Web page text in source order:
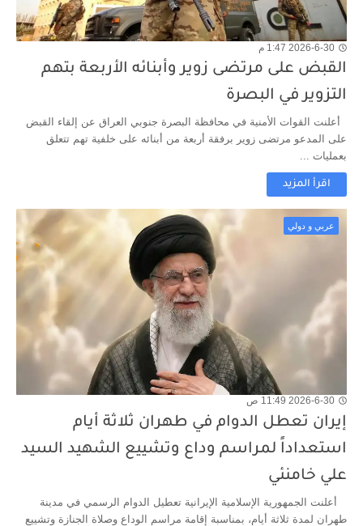
2026-6-30 1:47 م
القبض على مرتضى زوير وأبنائه الأربعة بتهم
التزوير في البصرة
أعلنت القوات الأمنية في محافظة البصرة جنوبي العراق عن إلقاء القبض
على المدعو مرتضى زوير برفقة أربعة من أبنائه على خلفية تهم تتعلق
بعمليات ...
اقرأ المزيد
عربي و دولي
2026-6-30 11:49 ص
إيران تعطل الدوام في طهران ثلاثة أيام
استعداداً لمراسم وداع وتشييع الشهيد السيد
علي خامنئي
أعلنت الجمهورية الإسلامية الإيرانية تعطيل الدوام الرسمي في مدينة
طهران لمدة ثلاثة أيام، بمناسبة إقامة مراسم الوداع وصلاة الجنازة وتشييع